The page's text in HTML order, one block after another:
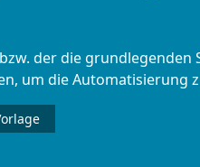
der die grundlegenden
um die Automatisierung